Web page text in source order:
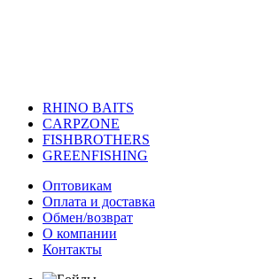
RHINO BAITS
CARPZONE
FISHBROTHERS
GREENFISHING
Оптовикам
Оплата и доставка
Обмен/возврат
О компании
Контакты